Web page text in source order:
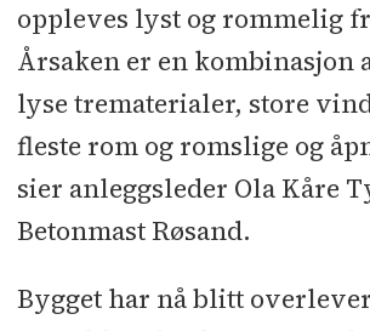
oppleves lyst og rommelig
Årsaken er en kombinasjon
lyse trematerialer, store
fleste rom og romslige og
sier anleggsleder Ola Kåre
Betonmast Røsand.
Bygget har nå blitt